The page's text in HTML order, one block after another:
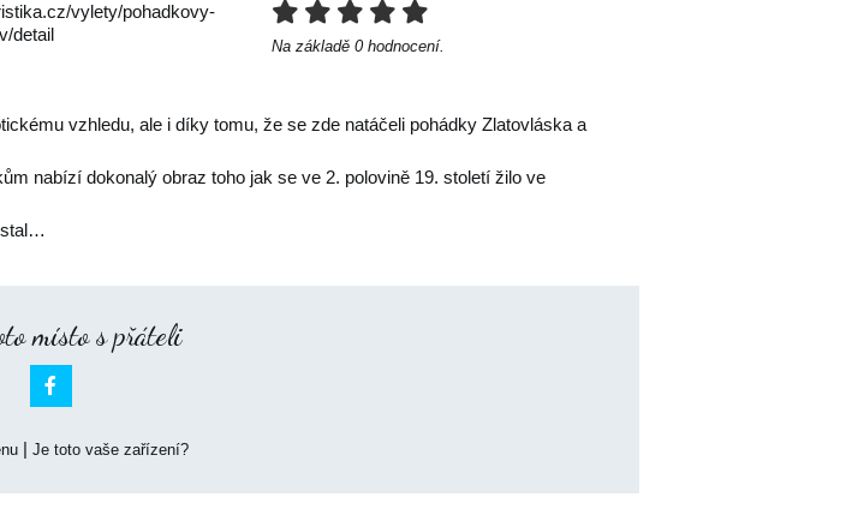
vylety/pohadkovy-
detail
Na základě 0 hodnocení.
vzhledu, ale i díky tomu, že se zde natáčeli pohádky Zlatovláska a
nabízí dokonalý obraz toho jak se ve 2. polovině 19. století žilo ve
stal…
místo s přáteli

| Je toto vaše zařízení?